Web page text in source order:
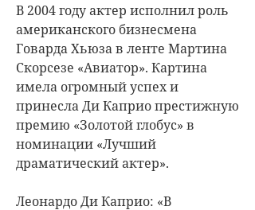
В 2004 году актер исполнил роль
американского бизнесмена
Говарда Хьюза в ленте Мартина
Скорсезе «Авиатор». Картина
имела огромный успех и
принесла Ди Каприо престижную
премию «Золотой глобус» в
номинации «Лучший
драматический актер».
Леонардо Ди Каприо: «В